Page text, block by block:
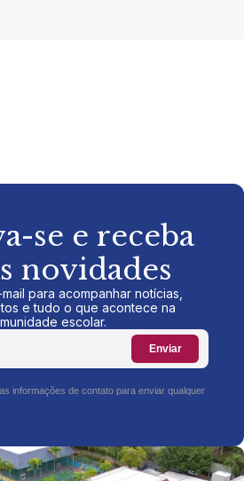
se e receba
novidades
para acompanhar notícias,
e tudo o que acontece na
escolar.
Enviar
informações de contato para enviar qualquer